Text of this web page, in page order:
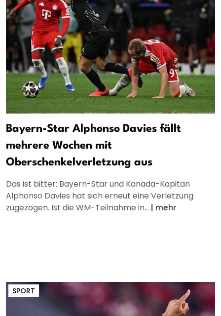
Bayern-Star Alphonso Davies fällt
mehrere Wochen mit
Oberschenkelverletzung aus
Das ist bitter: Bayern-Star und Kanada-Kapitän
Alphonso Davies hat sich erneut eine Verletzung
zugezogen. Ist die WM-Teilnahme in... | mehr
SPORT